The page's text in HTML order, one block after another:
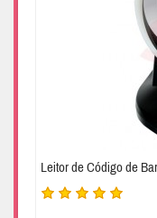
Leitor de Código de